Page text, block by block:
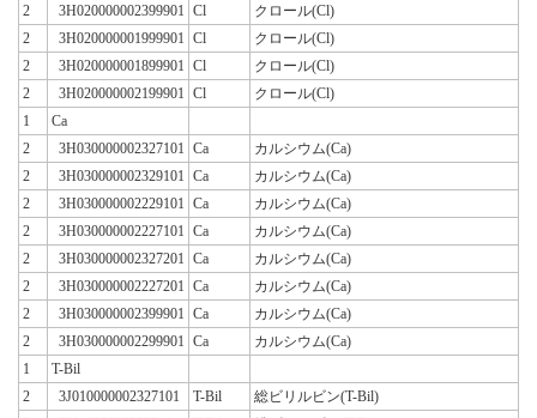
2
3H020000002399901 Cl
クロール(Cl)
2
3H020000001999901 Cl
クロール(Cl)
2
3H020000001899901 Cl
クロール(Cl)
2
3H020000002199901 Cl
クロール(Cl)
1
Ca
2
3H030000002327101 Ca
カルシウム(Ca)
2
3H030000002329101 Ca
カルシウム(Ca)
2
3H030000002229101 Ca
カルシウム(Ca)
2
3H030000002227101 Ca
カルシウム(Ca)
2
3H030000002327201 Ca
カルシウム(Ca)
2
3H030000002227201 Ca
カルシウム(Ca)
2
3H030000002399901 Ca
カルシウム(Ca)
2
3H030000002299901 Ca
カルシウム(Ca)
1
T-Bil
2
3J010000002327101 T-Bil
総ビリルビン(T-Bil)